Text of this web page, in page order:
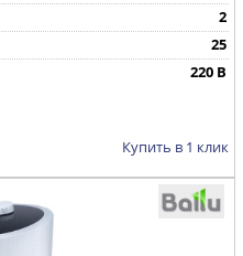
2
25
220 В
Купить в 1 клик